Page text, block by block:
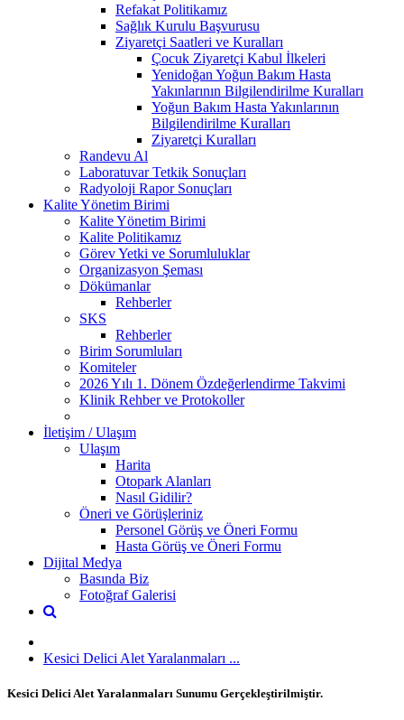
Refakat Politikamız
Sağlık Kurulu Başvurusu
Ziyaretçi Saatleri ve Kuralları
Çocuk Ziyaretçi Kabul İlkeleri
Yenidoğan Yoğun Bakım Hasta
Yakınlarının Bilgilendirilme Kuralları
Yoğun Bakım Hasta Yakınlarının
Bilgilendirilme Kuralları
Ziyaretçi Kuralları
Randevu Al
Laboratuvar Tetkik Sonuçları
Radyoloji Rapor Sonuçları
Kalite Yönetim Birimi
Kalite Yönetim Birimi
Kalite Politikamız
Görev Yetki ve Sorumluluklar
Organizasyon Şeması
Dökümanlar
Rehberler
SKS
Rehberler
Birim Sorumluları
Komiteler
2026 Yılı 1. Dönem Özdeğerlendirme Takvimi
Klinik Rehber ve Protokoller
İletişim / Ulaşım
Ulaşım
Harita
Otopark Alanları
Nasıl Gidilir?
Öneri ve Görüşleriniz
Personel Görüş ve Öneri Formu
Hasta Görüş ve Öneri Formu
Dijital Medya
Basında Biz
Fotoğraf Galerisi
Kesici Delici Alet Yaralanmaları ...
Kesici Delici Alet Yaralanmaları Sunumu Gerçekleştirilmiştir.